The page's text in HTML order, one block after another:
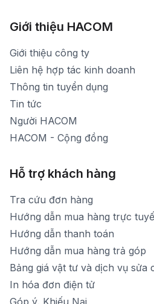
Thời gian mở cửa: Từ 8h30-19h hàng ngày
Xem bản đồ đường đi
1900 1903 (máy lẻ 159) -
1900 1903 (máy lẻ 160)
[email protected]
Thời gian mở cửa: Từ 8h30-20h hàng ngày
Giới thiệu HACOM
Giới thiệu công ty
Liên hệ hợp tác kinh doanh
Thông tin tuyển dụng
Tin tức
Người HACOM
HACOM - Cộng đồng
Hỗ trợ khách hàng
Tra cứu đơn hàng
Hướng dẫn mua hàng trực
Hướng dẫn thanh toán
Hướng dẫn mua hàng trả góp
Bảng giá vật tư và dịch vụ sửa
In hóa đơn điện tử